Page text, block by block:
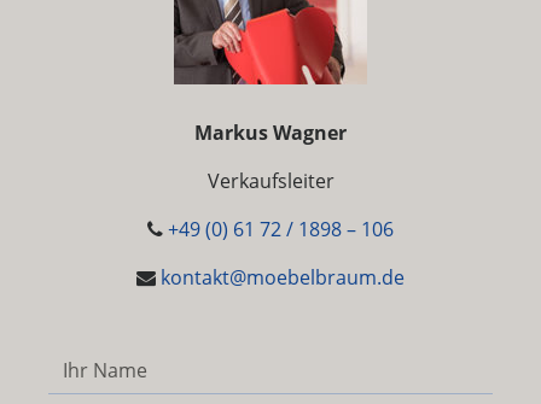
Markus Wagner
Verkaufsleiter
+49 (0) 61 72 / 1898 – 106
kontakt@moebelbraum.de